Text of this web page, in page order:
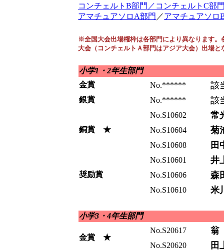
コンチェルトB部門／ コンチェルトC部
アマチュアソロA部門 ／アマチュアソロ
※全国大会出場権枠は各部門により異なります
大会（コンチェルトＡ部門はアジア大会）出場と
小学1・2年生部門
金賞
No.****** 該
銀賞 No.****** 該
銅賞 ★
No.S10602 常
No.S10604 菊
No.S10608 田
奨励賞
No.S10601 井
No.S10606 森
No.S10610 米
小学3・4年生部門
金賞 ★
No.S20617 翁
No.S20620 田